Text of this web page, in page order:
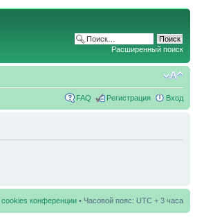
Расширенный поиск
FAQ Регистрация Вход
cookies конференции • Часовой пояс: UTC + 3 часа